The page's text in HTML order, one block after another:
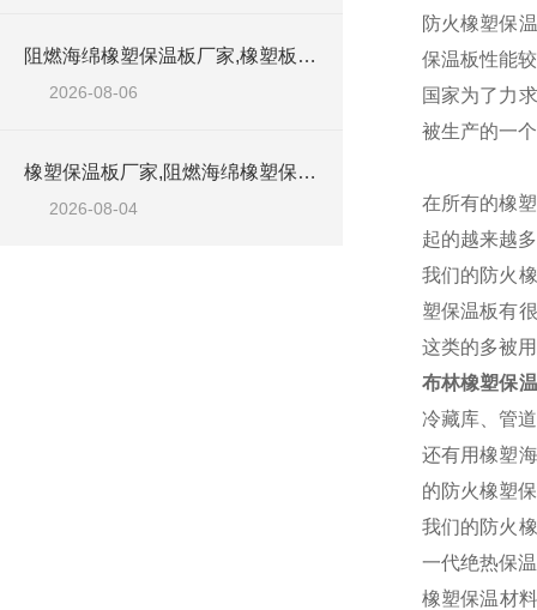
阻燃海绵橡塑保温板厂家,橡塑板厂家销售点
2026-08-06
橡塑保温板厂家,阻燃海绵橡塑保温板厂家出售
2026-08-04
防火橡塑保
保温板性能
国家为了力
被生产的一
在所有的橡
起的越来越
我们的防火
塑保温板有
这类的多被
布林橡塑保
冷藏库、管
还有用橡塑
的防火橡塑
我们的防火
一代绝热保
橡塑保温材